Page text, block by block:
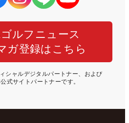
ルフニュース
ガ登録はこちら
シャルデジタルパートナー、および
式サイトパートナーです。